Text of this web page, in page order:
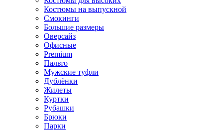
Костюмы на выпускной
Смокинги
Большие размеры
Оверсайз
Офисные
Premium
Пальто
Мужские туфли
Дублёнки
Жилеты
Куртки
Рубашки
Брюки
Парки